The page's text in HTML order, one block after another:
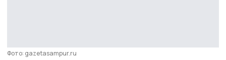
Фото: gazetasampur.ru